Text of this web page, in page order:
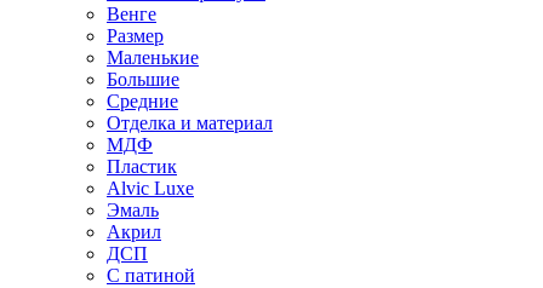
Венге
Размер
Маленькие
Большие
Средние
Отделка и материал
МДФ
Пластик
Alvic Luxe
Эмаль
Акрил
ДСП
С патиной